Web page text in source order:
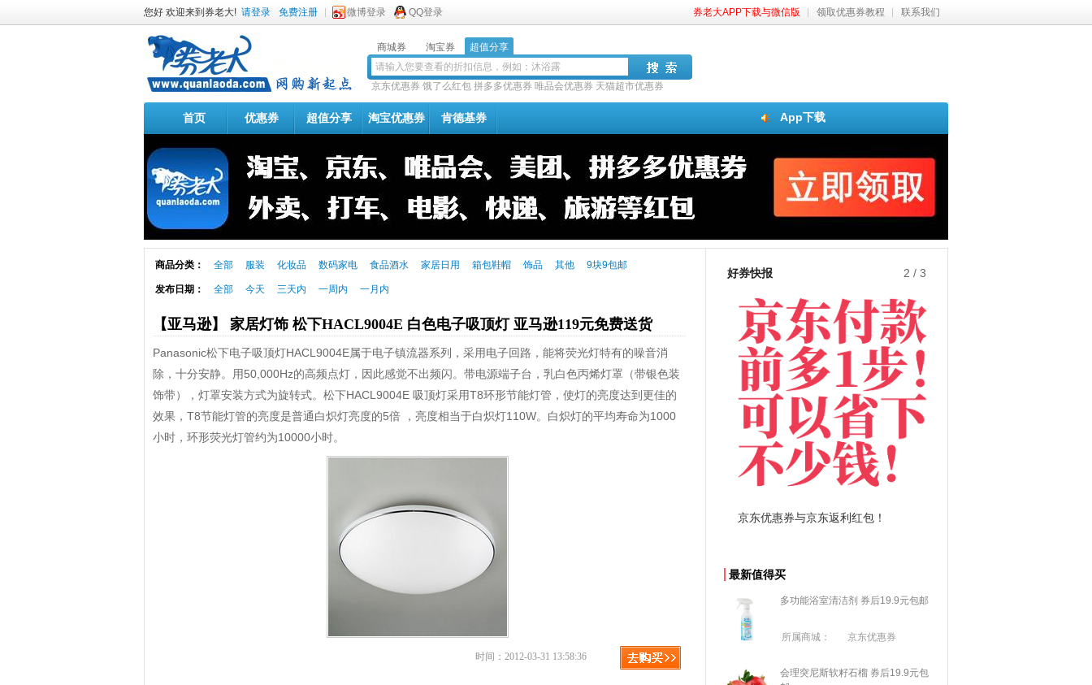
您好 欢迎来到券老大! 请登录 免费注册 微博登录 QQ登录 券老大APP下载与微信版 领取优惠券教程 联系我们
商城券 淘宝券 超值分享
京东优惠券 饿了么红包 拼多多优惠券 唯品会优惠券 天猫超市优惠券
App下载
首页 优惠券 超值分享 淘宝优惠券 肯德基券
商品分类： 全部 服装 化妆品 数码家电 食品酒水 家居日用 箱包鞋帽 饰品 其他 9块9包邮
发布日期： 全部 今天 三天内 一周内 一月内
【亚马逊】 家居灯饰 松下HACL9004E 白色电子吸顶灯 亚马逊119元免费送货
Panasonic松下电子吸顶灯HACL9004E属于电子镇流器系列，采用电子回路，能将荧光灯特有的噪音消
除，十分安静。用50,000Hz的高频点灯，因此感觉不出频闪。带电源端子台，乳白色丙烯灯罩（带银色装
饰带），灯罩安装方式为旋转式。松下HACL9004E 吸顶灯采用T8环形节能灯管，使灯的亮度达到更佳的
效果，T8节能灯管的亮度是普通白炽灯亮度的5倍 ，亮度相当于白炽灯110W。白炽灯的平均寿命为1000
小时，环形荧光灯管约为10000小时。
时间：2012-03-31 13:58:36
好券快报 2 / 3
拼多多优惠券+拼多多返利 京东优惠券与京东返利红包！
最新值得买
多功能浴室清洁剂 券后19.9元包邮
所属商城： 京东优惠券
会理突尼斯软籽石榴 券后19.9元包